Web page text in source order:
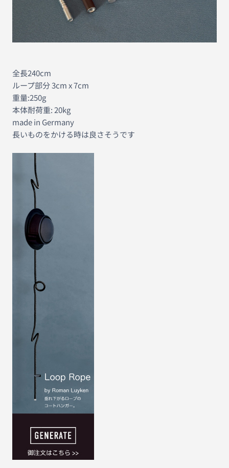
全長240cm
ループ部分 3cm x 7cm
重量:250g
本体耐荷重: 20kg
made in Germany
長いものをかける時は良さそうです